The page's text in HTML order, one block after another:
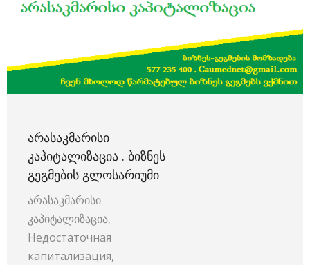
ᲐᲠᲐᲡᲐᲙᲛᲐᲠᲘᲡᲘ
ᲙᲐᲞᲘᲢᲐᲚᲘᲖᲐᲪᲘᲐ . ᲑᲘᲖᲜᲔᲡ
ᲒᲔᲒᲛᲔᲑᲘᲡ ᲒᲚᲝᲡᲐᲠᲘᲣᲛᲘ
არასაკმარისი
კაპიტალიზაცია,
Недостаточная
капитализация,